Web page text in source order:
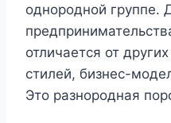
однородной группе.
отличается от
стилей, бизнес-
Это разнородная